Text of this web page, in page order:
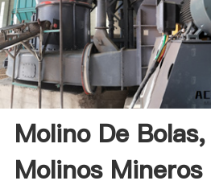
Molino De Bolas,
Molinos Mineros